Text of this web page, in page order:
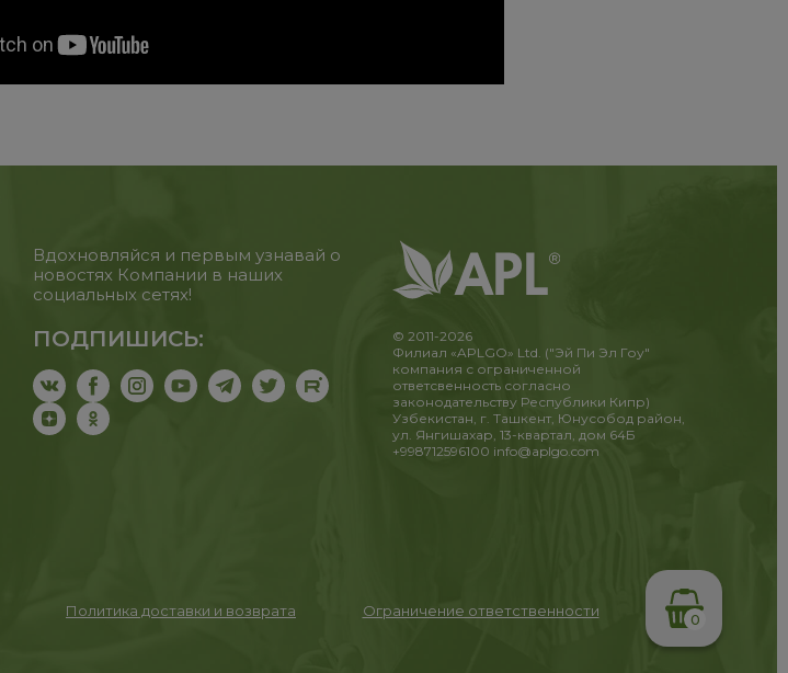
Вдохновляйся и первым узнавай о
новостях Компании в наших
социальных сетях!
ПОДПИШИСЬ:
© 2011-2026
Филиал «APLGO» Ltd. ("Эй Пи Эл Гоу"
компания с ограниченной
ответсвенность согласно
законодательству Республики Кипр)
Узбекистан, г. Ташкент, Юнусобод район,
ул. Янгишахар, 13-квартал, дом 64Б
+998712596100 info@aplgo.com
Политика доставки и возврата Ограничение ответственности 0